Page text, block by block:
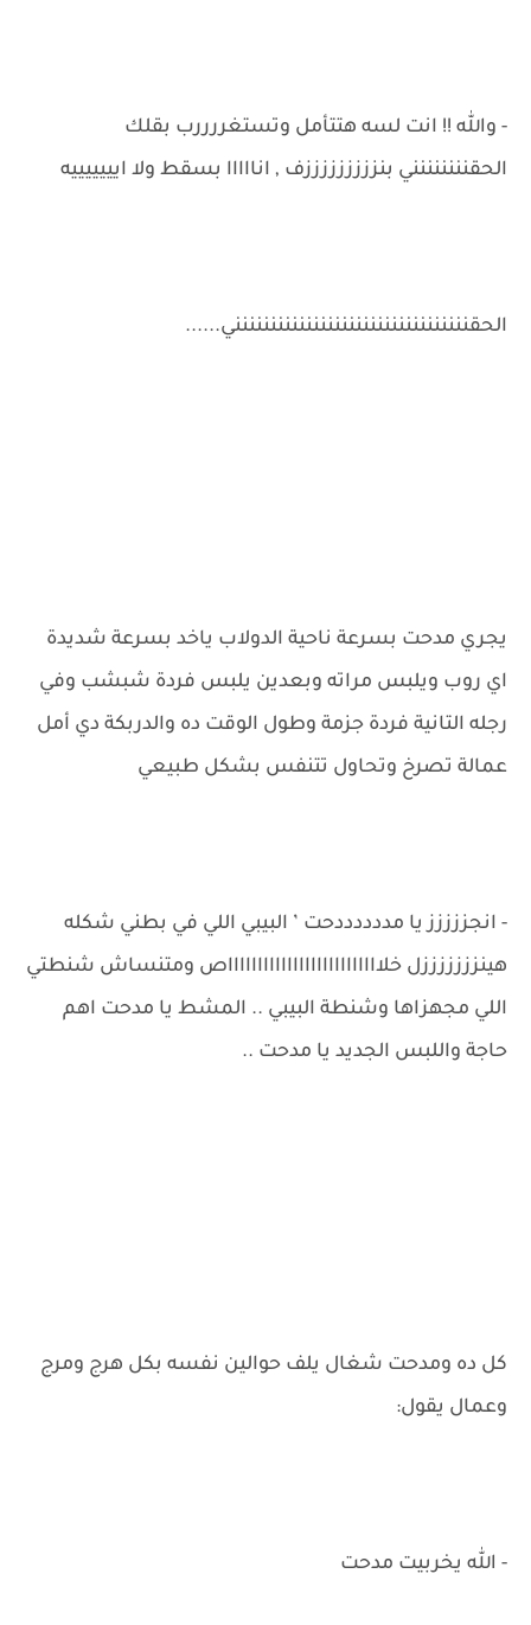
- والله !! انت لسه هتتأمل وتستغررررب بقلك
الحقنننننننني بنزززززززززف , انااااا بسقط ولا ايييييييه
الحقننننننننننننننننننننننننننننننننني......
يجري مدحت بسرعة ناحية الدولاب ياخد بسرعة شديدة
اي روب ويلبس مراته وبعدين يلبس فردة شبشب وفي
رجله التانية فردة جزمة وطول الوقت ده والدربكة دي أمل
عمالة تصرخ وتحاول تتنفس بشكل طبيعي
- انجززززز يا مددددددحت ’ البيبي اللي في بطني شكله
هينزززززززل خلااااااااااااااااااااااااااص ومتنساش شنطتي
اللي مجهزاها وشنطة البيبي .. المشط يا مدحت اهم
حاجة واللبس الجديد يا مدحت ..
كل ده ومدحت شغال يلف حوالين نفسه بكل هرج ومرج
وعمال يقول:
- الله يخربيت مدحت